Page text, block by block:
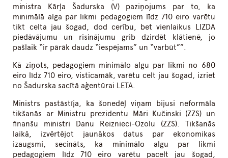
ministra Kārļa Šadurska (V) paziņojums par to, ka
minimālā alga par likmi pedagogiem līdz 710 eiro varētu
tikt celta jau šogad, dod cerību, bet vienlaikus LIZDA
piedāvājumu un risinājumu grib dzirdēt klātienē, jo
pašlaik “ir pārāk daudz “iespējams” un “varbūt””.
Kā ziņots, pedagogiem minimālo algu par likmi no 680
eiro līdz 710 eiro, visticamāk, varētu celt jau šogad, izriet
no Šadurska sacītā aģentūrai LETA.
Ministrs pastāstīja, ka šonedēļ viņam bijusi neformāla
tikšanās ar Ministru prezidentu Māri Kučinski (ZZS) un
finanšu ministri Danu Reiznieci-Ozolu (ZZS). Tikšanās
laikā, izvērtējot jaunākos datus par ekonomikas
izaugsmi, secināts, ka minimālo algu par likmi
pedagogiem līdz 710 eiro varētu pacelt jau šogad,